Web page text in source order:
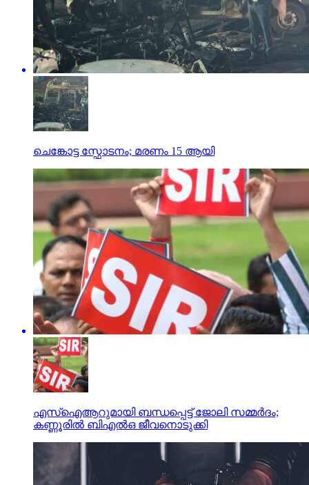
ചെങ്കോട്ട സ്ഫോടനം; മരണം 15 ആയി
എസ്ഐആറുമായി ബന്ധപ്പെട്ട് ജോലി സമ്മര്‍ദം;
കണ്ണൂരില്‍ ബിഎല്‍ഒ ജീവനൊടുക്കി